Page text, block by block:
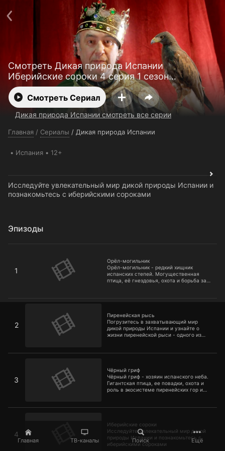
Главная ТВ-каналы Поиск Ещё
Смотреть Дикая природа Испании
Иберийские сороки 4 серия 1 сезон
бесплатно
Смотреть Сериал
Дикая природа Испании смотреть все серии
Главная / Сериалы / Дикая природа Испании
Испания 12+
Исследуйте увлекательный мир дикой природы Испании и
познакомьтесь с иберийскими сороками
Эпизоды
1
Орёл-могильник
Орёл-могильник - редкий хищник
испанских степей. Могущественная
птица, её гнездовья, охота и борьба за
2
Пирeнейская рысь
Погрузитесь в захватывающий мир
дикой природы Испании и узнайте о
жизни пиренейской рыси - одного из
3
Чёрный гриф
Чёрный гриф - хозяин испанского неба.
Гигантская птица, ее повадки, охота и
роль в экосистеме пиренейских гор и
4
Иберийские сороки
Исследуйте увлекательный мир дикой
природы Испании и познакомьтесь с
иберийскими сороками
Пользовательское соглашение
Политика конфиденциальности
Для партнёров
Открыть приложение
Ввести промокод
Установить на ТВ
Бесплатные каналы Контакты